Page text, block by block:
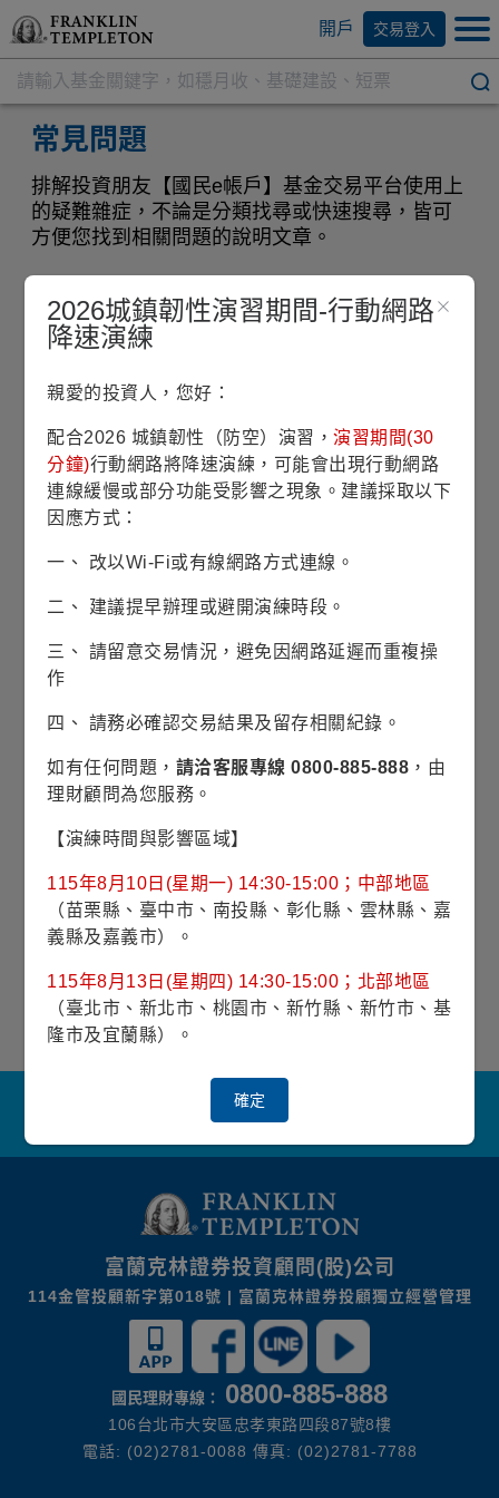
開戶 交易登入
常見問題
排解投資朋友【國民e帳戶】基金交易平台使用上
的疑難雜症，不論是分類找尋或快速搜尋，皆可
方便您找到相關問題的說明文章。
配息(收益分配)
1.
請問「配息型基金」和「累積型基
金(ACC)」有何不同？
2.
聯絡我們
立即對談
隱私權保護政策
富蘭克林證券投資顧問(股)公司
114金管投顧新字第018號 | 富蘭克林證券投顧獨立經營管理
國民理財專線： 0800-885-888
106台北市大安區忠孝東路四段87號8樓
電話: (02)2781-0088 傳真: (02)2781-7788
2026城鎮韌性演習期間-行動網路
降速演練
親愛的投資人，您好：
配合2026 城鎮韌性（防空）演習，演習期間(30
分鐘)行動網路將降速演練，可能會出現行動網路
連線緩慢或部分功能受影響之現象。建議採取以下
因應方式：
一、 改以Wi-Fi或有線網路方式連線。
二、 建議提早辦理或避開演練時段。
三、 請留意交易情況，避免因網路延遲而重複操
作
四、 請務必確認交易結果及留存相關紀錄。
如有任何問題， 請洽客服專線 0800-885-888 ，由
理財顧問為您服務。
【演練時間與影響區域】
115年8月10日(星期一) 14:30-15:00；中部地區
（苗栗縣、臺中市、南投縣、彰化縣、雲林縣、嘉
義縣及嘉義市）。
115年8月13日(星期四) 14:30-15:00；北部地區
（臺北市、新北市、桃園市、新竹縣、新竹市、基
隆市及宜蘭縣）。
確定